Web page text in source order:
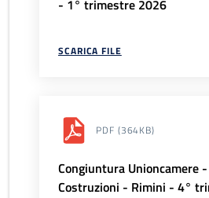
- 1° trimestre 2026
SCARICA FILE
PDF (364KB)
Congiuntura Unioncamere
Costruzioni - Rimini - 4°